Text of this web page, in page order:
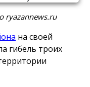
на своей
гибель троих